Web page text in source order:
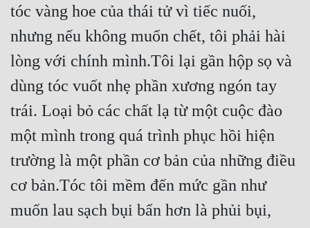
Kỳ Huyễn
Kỳ Ảo
Linh Dị
Làm Giàu
Lịch Sử
Mưu Mô
tóc vàng hoe của thái tử vì tiếc nuối,
nhưng nếu không muốn chết, tôi phải hài
lòng với chính mình.Tôi lại gần hộp sọ và
dùng tóc vuốt nhẹ phần xương ngón tay
trái. Loại bỏ các chất lạ từ một cuộc đào
một mình trong quá trình phục hồi hiện
trường là một phần cơ bản của những điều
cơ bản.Tóc tôi mềm đến mức gần như
muốn lau sạch bụi bẩn hơn là phủi bụi,